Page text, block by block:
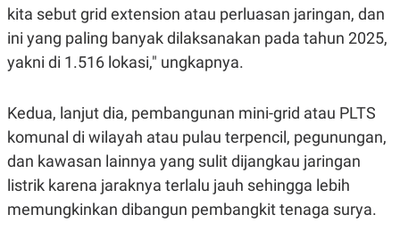
A
N
A
N
A
K
J
A
E
M
N
E
P
A
E
A
D
V
R
kita sebut grid extension atau perluasan jaringan, dan
ini yang paling banyak dilaksanakan pada tahun 2025,
yakni di 1.516 lokasi," ungkapnya.
Kedua, lanjut dia, pembangunan mini-grid atau PLTS
komunal di wilayah atau pulau terpencil, pegunungan,
dan kawasan lainnya yang sulit dijangkau jaringan
listrik karena jaraknya terlalu jauh sehingga lebih
memungkinkan dibangun pembangkit tenaga surya.